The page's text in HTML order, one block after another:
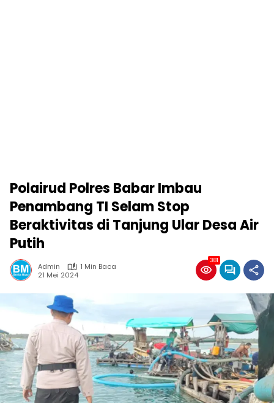
Polairud Polres Babar Imbau
Penambang TI Selam Stop
Beraktivitas di Tanjung Ular Desa Air
Putih
Admin
1 Min Baca
21 Mei 2024
381